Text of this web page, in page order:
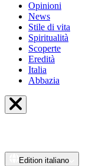
Opinioni
News
Stile di vita
Spiritualità
Scoperte
Eredità
Italia
Abbazia
Edition italiano